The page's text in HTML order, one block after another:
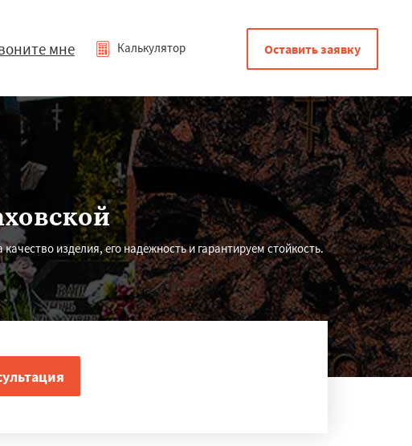
мне Калькулятор Оставить заявку
изделия, его надежность и гарантируем стойкость.